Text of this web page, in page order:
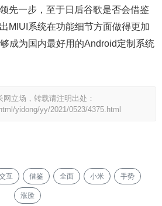
先一步，至于日后谷歌是否会借鉴
MIUI系统在功能细节方面做得更加
成为国内最好用的Android定制系统
立场，转载请注明出处：
yidong/yy/2021/0523/4375.html
互 借鉴 全面 小米 手势
涨脸